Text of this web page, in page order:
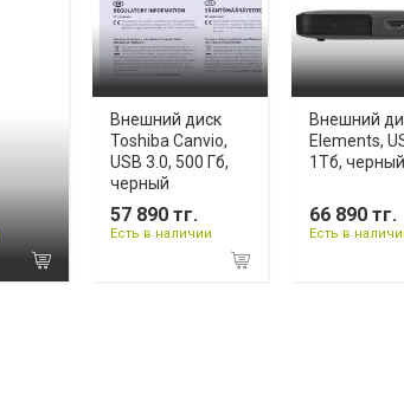
Внешний диск
Toshiba Canvio,
USB 3.0, 500 Гб,
черный
57 890 тг.
Есть в наличии
Внешний
Elements,
1Тб, черный
66 890 тг.
Есть в